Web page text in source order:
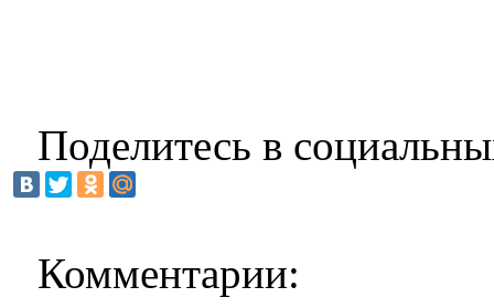
Поделитесь в
Комментарии: